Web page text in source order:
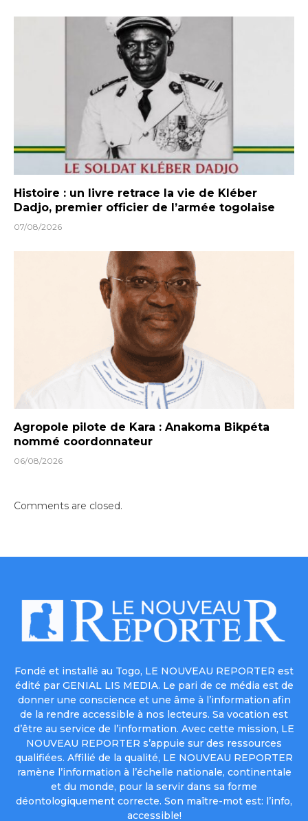
Histoire : un livre retrace la vie de Kléber
Dadjo, premier officier de l’armée togolaise
07/08/2026
Agropole pilote de Kara : Anakoma Bikpéta
nommé coordonnateur
06/08/2026
Comments are closed.
Fondé et installé au Togo, LE NOUVEAU REPORTER est
édité par GENIAL LIS MEDIA. Le pari de ce média est de
donner une conscience et une âme à l’information afin
de la rendre accessible à nos lecteurs. Sa vocation est
d’être au service de l’information. Avec cette mission, LE
NOUVEAU REPORTER s’appuie sur des ressources
qualifiées. Affilié de la qualité, LE NOUVEAU REPORTER
ramène l’information à l’échelle nationale, continentale
et du monde, pour la servir dans sa forme
déontologiquement correcte. Son maître-mot est: l’info,
accessible!